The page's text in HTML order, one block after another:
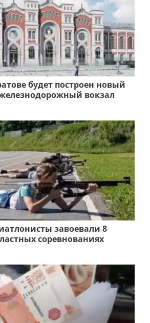
будет построен новый
вокзал
завоевали 8
соревнованиях